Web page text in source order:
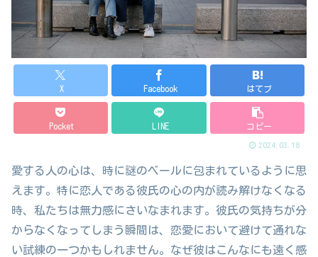
X Facebook はてブ
Pocket LINE コピー
2024.03.18
愛する人の心は、時に謎のベールに包まれているように思
えます。特に恋人である彼氏の心の内が読み解けなくなる
時、私たちは無力感にさいなまれます。彼氏の気持ちが分
からなくなってしまう瞬間は、恋愛において避けて通れな
い試練の一つかもしれません。なぜ彼はこんなにも遠く感